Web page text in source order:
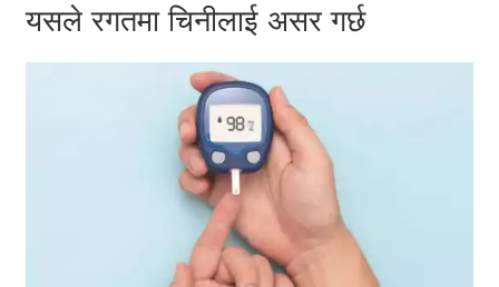
यसले रगतमा चिनीलाई असर गर्छ